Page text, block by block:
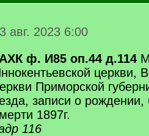
авг. 2023 6:00
ф. И85 оп.44 д.114
церкви,
Приморской
записи о рождении,
1897г.
116